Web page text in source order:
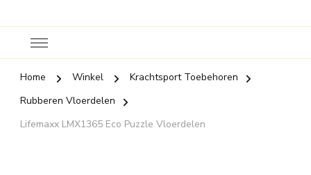
Home Winkel
Krachtsport Toebehoren
Rubberen Vloerdelen
Lifemaxx LMX1365 Eco Puzzle Vloerdelen